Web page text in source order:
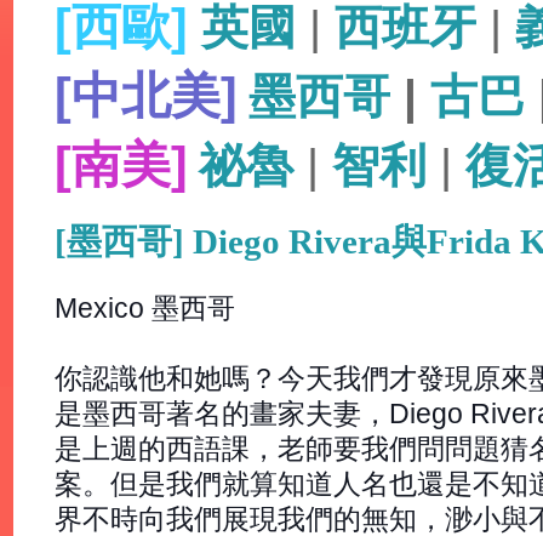
[西歐] 英國 | 西班牙 |
[中北美] 墨西哥 | 古巴
[南美] 祕魯| 智利 |復
[墨西哥] Diego Rivera與Frida
Mexico 墨西哥
你認識他和她嗎？今天我們才發現原來
是墨西哥著名的畫家夫妻，Diego
是上週的西語課，老師要我們問問題
案。但是我們就算知道人名也還是不
界不時向我們展現我們的無知，渺小與